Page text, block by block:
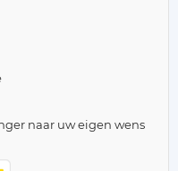
naar uw eigen wens